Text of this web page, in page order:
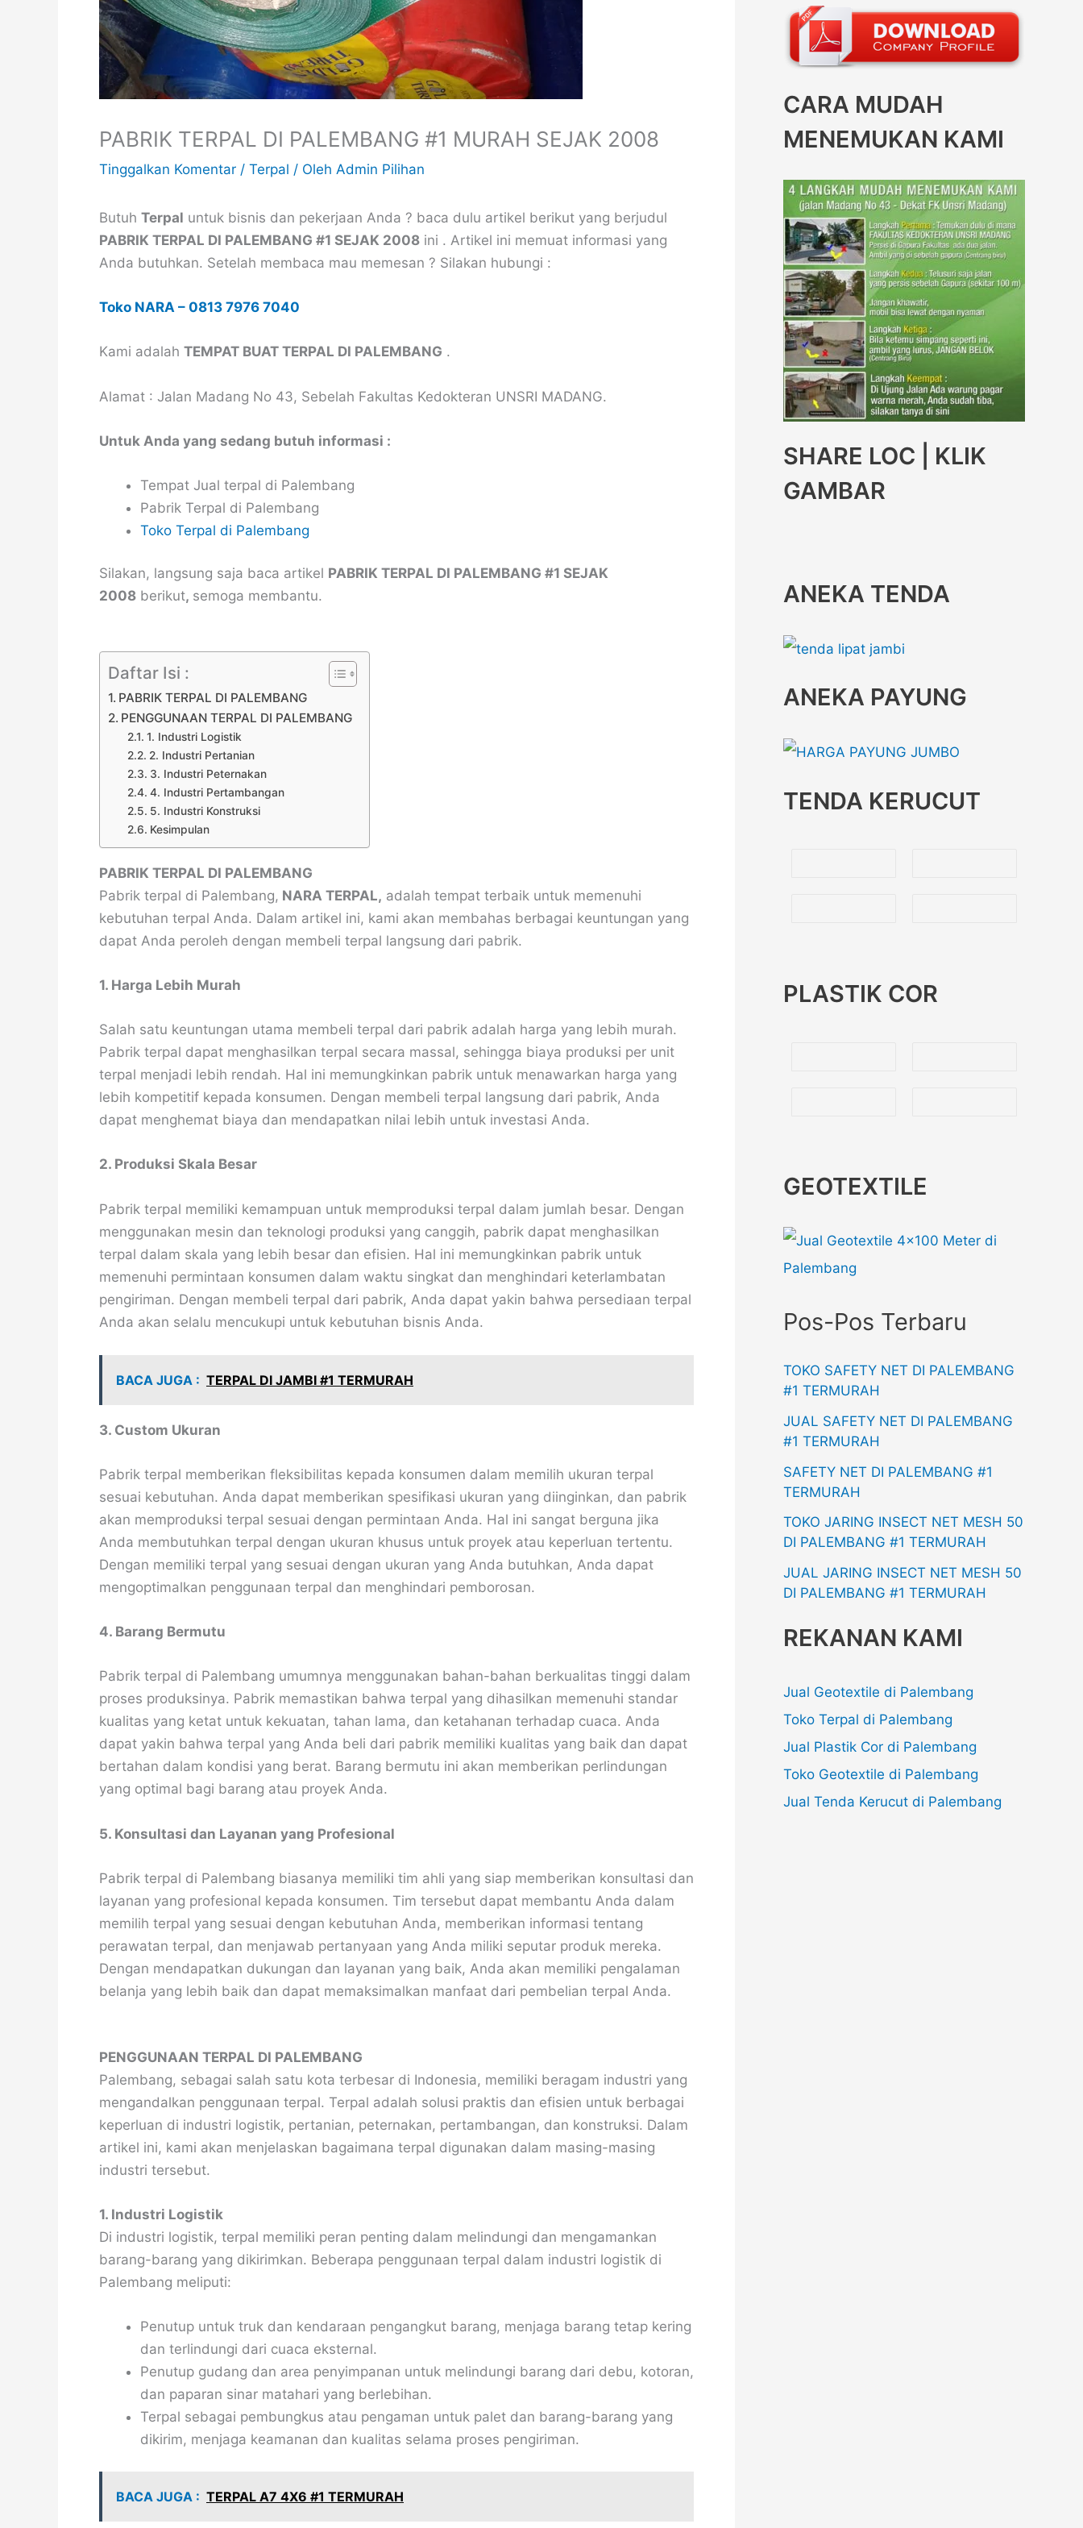
PABRIK TERPAL DI PALEMBANG #1 MURAH SEJAK 2008
Tinggalkan Komentar / Terpal / Oleh Admin Pilihan
Butuh Terpal untuk bisnis dan pekerjaan Anda ? baca dulu artikel berikut yang berjudul
PABRIK TERPAL DI PALEMBANG #1 SEJAK 2008 ini . Artikel ini memuat informasi yang
Anda butuhkan. Setelah membaca mau memesan ? Silakan hubungi :
Toko NARA – 0813 7976 7040
Kami adalah TEMPAT BUAT TERPAL DI PALEMBANG .
Alamat : Jalan Madang No 43, Sebelah Fakultas Kedokteran UNSRI MADANG.
Untuk Anda yang sedang butuh informasi :
Tempat Jual terpal di Palembang
Pabrik Terpal di Palembang
Toko Terpal di Palembang
Silakan, langsung saja baca artikel PABRIK TERPAL DI PALEMBANG #1 SEJAK
2008 berikut, semoga membantu.
Daftar Isi :
PABRIK TERPAL DI PALEMBANG
PENGGUNAAN TERPAL DI PALEMBANG
1. Industri Logistik
2. Industri Pertanian
3. Industri Peternakan
4. Industri Pertambangan
5. Industri Konstruksi
Kesimpulan
PABRIK TERPAL DI PALEMBANG
Pabrik terpal di Palembang, NARA TERPAL, adalah tempat terbaik untuk memenuhi
kebutuhan terpal Anda. Dalam artikel ini, kami akan membahas berbagai keuntungan yang
dapat Anda peroleh dengan membeli terpal langsung dari pabrik.
1. Harga Lebih Murah
Salah satu keuntungan utama membeli terpal dari pabrik adalah harga yang lebih murah.
Pabrik terpal dapat menghasilkan terpal secara massal, sehingga biaya produksi per unit
terpal menjadi lebih rendah. Hal ini memungkinkan pabrik untuk menawarkan harga yang
lebih kompetitif kepada konsumen. Dengan membeli terpal langsung dari pabrik, Anda
dapat menghemat biaya dan mendapatkan nilai lebih untuk investasi Anda.
2. Produksi Skala Besar
Pabrik terpal memiliki kemampuan untuk memproduksi terpal dalam jumlah besar. Dengan
menggunakan mesin dan teknologi produksi yang canggih, pabrik dapat menghasilkan
terpal dalam skala yang lebih besar dan efisien. Hal ini memungkinkan pabrik untuk
memenuhi permintaan konsumen dalam waktu singkat dan menghindari keterlambatan
pengiriman. Dengan membeli terpal dari pabrik, Anda dapat yakin bahwa persediaan terpal
Anda akan selalu mencukupi untuk kebutuhan bisnis Anda.
BACA JUGA : TERPAL DI JAMBI #1 TERMURAH
3. Custom Ukuran
Pabrik terpal memberikan fleksibilitas kepada konsumen dalam memilih ukuran terpal
sesuai kebutuhan. Anda dapat memberikan spesifikasi ukuran yang diinginkan, dan pabrik
akan memproduksi terpal sesuai dengan permintaan Anda. Hal ini sangat berguna jika
Anda membutuhkan terpal dengan ukuran khusus untuk proyek atau keperluan tertentu.
Dengan memiliki terpal yang sesuai dengan ukuran yang Anda butuhkan, Anda dapat
mengoptimalkan penggunaan terpal dan menghindari pemborosan.
4. Barang Bermutu
Pabrik terpal di Palembang umumnya menggunakan bahan-bahan berkualitas tinggi dalam
proses produksinya. Pabrik memastikan bahwa terpal yang dihasilkan memenuhi standar
kualitas yang ketat untuk kekuatan, tahan lama, dan ketahanan terhadap cuaca. Anda
dapat yakin bahwa terpal yang Anda beli dari pabrik memiliki kualitas yang baik dan dapat
bertahan dalam kondisi yang berat. Barang bermutu ini akan memberikan perlindungan
yang optimal bagi barang atau proyek Anda.
5. Konsultasi dan Layanan yang Profesional
Pabrik terpal di Palembang biasanya memiliki tim ahli yang siap memberikan konsultasi dan
layanan yang profesional kepada konsumen. Tim tersebut dapat membantu Anda dalam
memilih terpal yang sesuai dengan kebutuhan Anda, memberikan informasi tentang
perawatan terpal, dan menjawab pertanyaan yang Anda miliki seputar produk mereka.
Dengan mendapatkan dukungan dan layanan yang baik, Anda akan memiliki pengalaman
belanja yang lebih baik dan dapat memaksimalkan manfaat dari pembelian terpal Anda.
PENGGUNAAN TERPAL DI PALEMBANG
Palembang, sebagai salah satu kota terbesar di Indonesia, memiliki beragam industri yang
mengandalkan penggunaan terpal. Terpal adalah solusi praktis dan efisien untuk berbagai
keperluan di industri logistik, pertanian, peternakan, pertambangan, dan konstruksi. Dalam
artikel ini, kami akan menjelaskan bagaimana terpal digunakan dalam masing-masing
industri tersebut.
1. Industri Logistik
Di industri logistik, terpal memiliki peran penting dalam melindungi dan mengamankan
barang-barang yang dikirimkan. Beberapa penggunaan terpal dalam industri logistik di
Palembang meliputi:
Penutup untuk truk dan kendaraan pengangkut barang, menjaga barang tetap kering
dan terlindungi dari cuaca eksternal.
Penutup gudang dan area penyimpanan untuk melindungi barang dari debu, kotoran,
dan paparan sinar matahari yang berlebihan.
Terpal sebagai pembungkus atau pengaman untuk palet dan barang-barang yang
dikirim, menjaga keamanan dan kualitas selama proses pengiriman.
BACA JUGA : TERPAL A7 4X6 #1 TERMURAH
CARA MUDAH
MENEMUKAN KAMI
SHARE LOC | KLIK
GAMBAR
ANEKA TENDA
ANEKA PAYUNG
TENDA KERUCUT
PLASTIK COR
GEOTEXTILE
Pos-Pos Terbaru
TOKO SAFETY NET DI PALEMBANG
#1 TERMURAH
JUAL SAFETY NET DI PALEMBANG
#1 TERMURAH
SAFETY NET DI PALEMBANG #1
TERMURAH
TOKO JARING INSECT NET MESH 50
DI PALEMBANG #1 TERMURAH
JUAL JARING INSECT NET MESH 50
DI PALEMBANG #1 TERMURAH
REKANAN KAMI
Jual Geotextile di Palembang
Toko Terpal di Palembang
Jual Plastik Cor di Palembang
Toko Geotextile di Palembang
Jual Tenda Kerucut di Palembang